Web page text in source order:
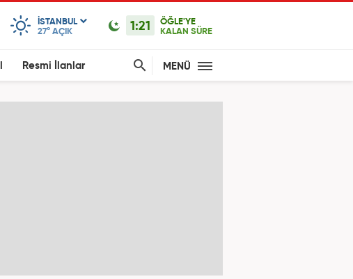
ISTANBUL
27° AÇIK 1:21
ÖĞLE'YE
KALAN SÜRE
Resmi İlanlar MENÜ